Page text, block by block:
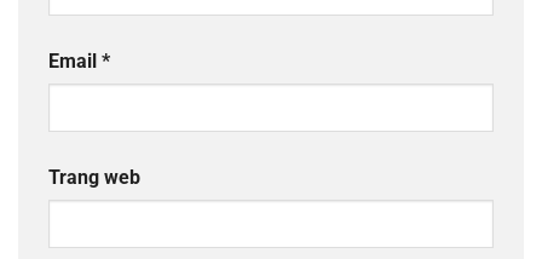
Email *
Trang web